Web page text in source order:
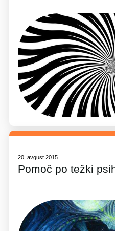
20. avgust 2015
Pomoč po težki